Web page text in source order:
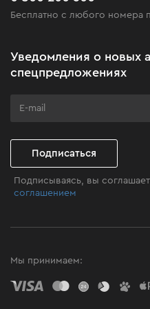
Клуб мастерства
Бесплатно с любого номера
Уведомления о новых
спецпредложениях
Подписаться
Подписываясь, вы
соглашением
Мы принимаем: